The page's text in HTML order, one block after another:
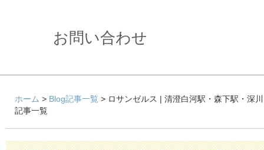
お問い合わせ
ホーム > Blog記事一覧 > ロサンゼルス | 清澄白河駅・森下駅・深
記事一覧